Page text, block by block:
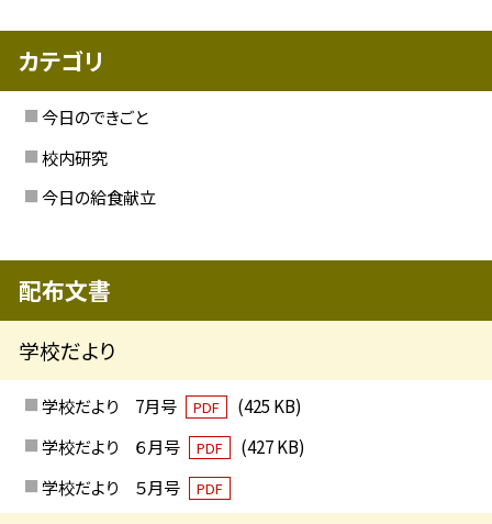
カテゴリ
今日のできごと
校内研究
今日の給食献立
配布文書
学校だより
学校だより 7月号 PDF
(425 KB)
学校だより ６月号
PDF
(427 KB)
学校だより ５月号
PDF